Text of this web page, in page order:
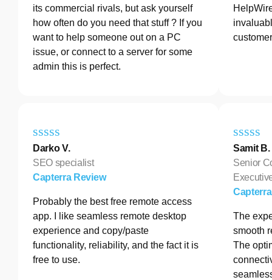
its commercial rivals, but ask yourself
how often do you need that stuff ? If you
want to help someone out on a PC
issue, or connect to a server for some
admin this is perfect.
Darko V.
SEO specialist
Capterra Review
Probably the best free remote access
app. I like seamless remote desktop
experience and copy/paste
functionality, reliability, and the fact it is
free to use.
Samit B.
Senior
The
smooth
The